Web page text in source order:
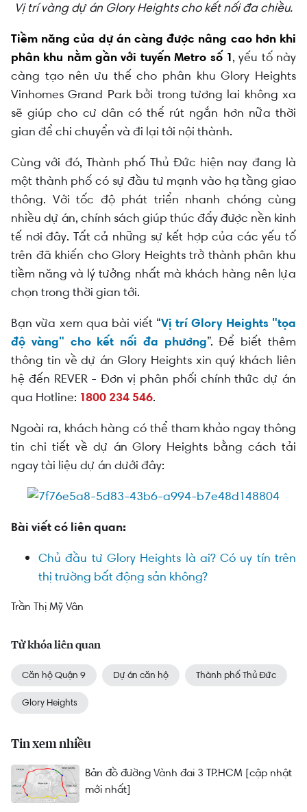
Vị trí vàng dự án Glory Heights cho kết nối đa chiều.
Tiềm năng của dự án càng được nâng cao hơn khi
phân khu nằm gần với tuyến Metro số 1, yếu tố này
càng tạo nên ưu thế cho phân khu Glory Heights
Vinhomes Grand Park bởi trong tương lai không xa
sẽ giúp cho cư dân có thể rút ngắn hơn nữa thời
gian để chi chuyển và đi lại tới nội thành.
Cùng với đó, Thành phố Thủ Đức hiện nay đang là
một thành phố có sự đầu tư mạnh vào hạ tầng giao
thông. Với tốc độ phát triển nhanh chóng cùng
nhiều dự án, chính sách giúp thúc đẩy được nền kinh
tế nơi đây. Tất cả những sự kết hợp của các yếu tố
trên đã khiến cho Glory Heights trở thành phân khu
tiềm năng và lý tưởng nhất mà khách hàng nên lựa
chọn trong thời gian tới.
Bạn vừa xem qua bài viết “Vị trí Glory Heights "tọa
độ vàng" cho kết nối đa phương”. Để biết thêm
thông tin về dự án Glory Heights xin quý khách liên
hệ đến REVER - Đơn vị phân phối chính thức dự án
qua Hotline: 1800 234 546.
Ngoài ra, khách hàng có thể tham khảo ngay thông
tin chi tiết về dự án Glory Heights bằng cách tải
ngay tài liệu dự án dưới đây:
Bài viết có liên quan:
Chủ đầu tư Glory Heights là ai? Có uy tín trên
thị trường bất động sản không?
Trần Thị Mỹ Vân
Từ khóa liên quan
Căn hộ Quận 9 Dự án căn hộ Thành phố Thủ Đức
Glory Heights
Tin xem nhiều
Bản đồ đường Vành đai 3 TP.HCM [cập nhật
mới nhất]